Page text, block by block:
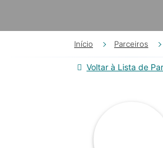
Início Parceiros
Voltar à Lista de